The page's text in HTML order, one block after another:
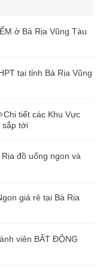
ở Bà Rịa Vũng Tàu
tại tỉnh Bà Rịa Vũng
tiết các Khu Vực
sắp tới
đồ uống ngon và
giá rẻ tại Bà Rịa
viên BẤT ĐỘNG